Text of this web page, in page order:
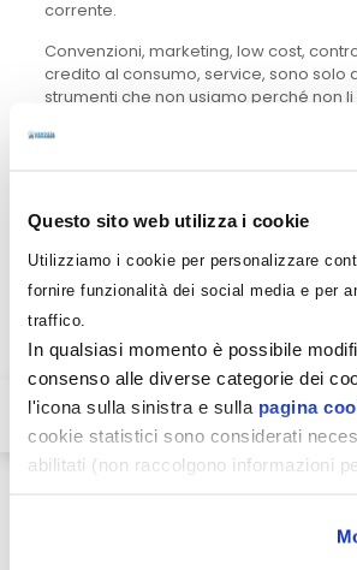
Questo sito web utilizza i cookie
Utilizziamo i cookie per personalizzare
fornire funzionalità dei social media e per
traffico.
In qualsiasi momento è possibile
consenso alle diverse categorie dei
l'icona sulla sinistra e sulla pagina
cookie statistici sono considerati
abilitati (non raccolgono informazioni
corrente.
Convenzioni, marketing, low cost,
credito al consumo, service, sono solo
strumenti che non usiamo perché non
fanno paura e li osteggiamo,
occasioni per volgere gli eventi a
fatto la differenza nel successo tra un
l’altro
è già in atto una nuova
selettiva ad opera delle materie
delle capacità manageriali.
Bisogna capire che
giusto o sbagliato, di
si tratta, ancora una
sopravvivenza del più
contesto che non ci
anziché subirlo. Non